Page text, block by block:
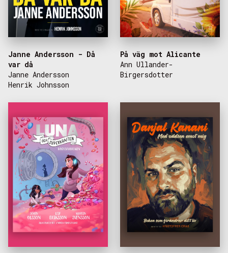
Janne Andersson - Då
var då
Janne Andersson
Henrik Johnsson
På väg mot Alicante
Ann Ullander-
Birgersdotter